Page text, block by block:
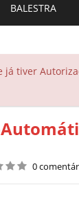
BALESTRA
tiver
0